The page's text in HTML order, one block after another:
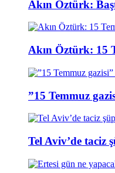
Akın Öztürk:
Akın Öztürk: 15
”15 Temmuz
Tel Aviv’de taciz